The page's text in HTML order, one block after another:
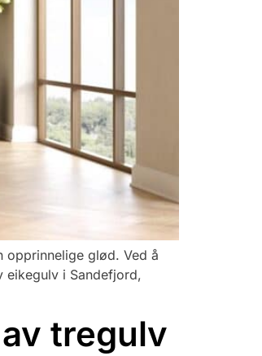
opprinnelige glød. Ved å
eikegulv i Sandefjord,
tregulv